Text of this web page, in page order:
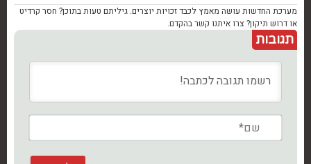
מערכת החדשות עושה מאמץ לכבד זכויות יוצרים. גיליתם טעות בתוכן? חסר קרדיט
או דרוש תיקון? צרו איתנו קשר בהקדם.
תגובות